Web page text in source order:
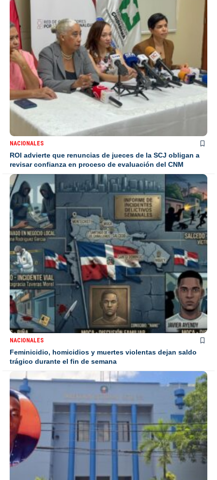
NACIONALES
ROI advierte que renuncias de jueces de la SCJ obligan a
revisar confianza en proceso de evaluación del CNM
NACIONALES
Feminicidio, homicidios y muertes violentas dejan saldo
trágico durante el fin de semana